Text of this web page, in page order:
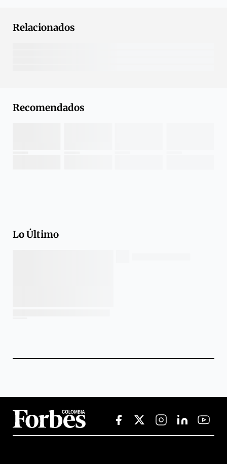
Relacionados
Recomendados
Lo Último